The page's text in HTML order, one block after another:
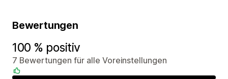
Bewertungen
100 % positiv
7 Bewertungen für alle Voreinstellungen